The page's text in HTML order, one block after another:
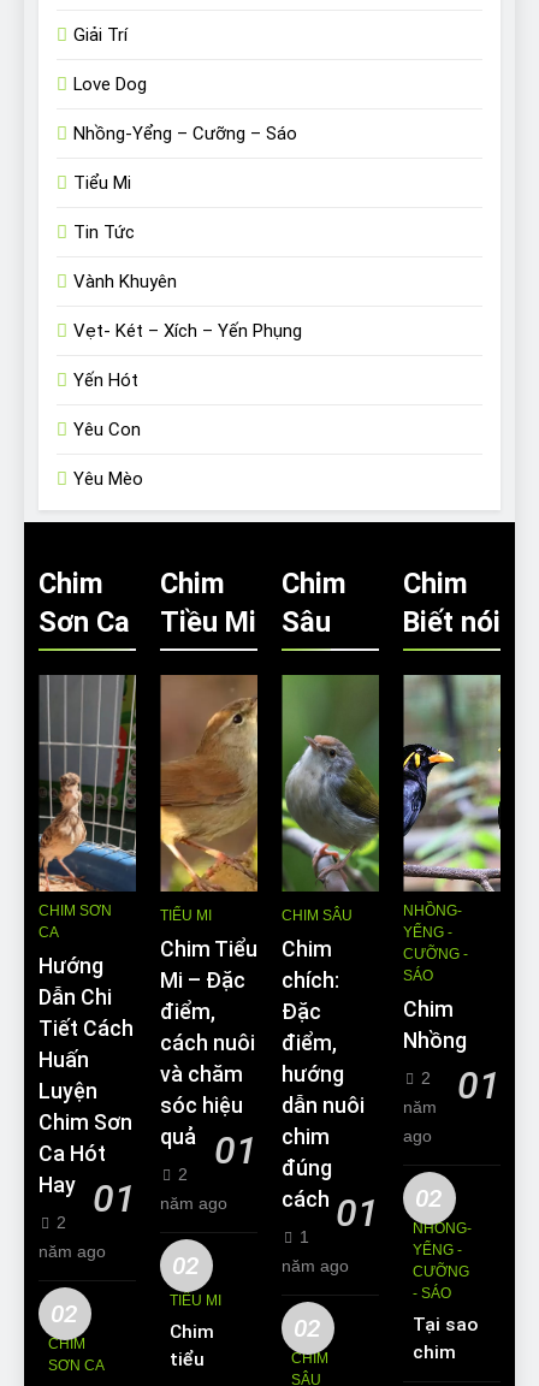
Giải Trí
Love Dog
Nhồng-Yểng – Cưỡng – Sáo
Tiểu Mi
Tin Tức
Vành Khuyên
Vẹt- Két – Xích – Yến Phụng
Yến Hót
Yêu Con
Yêu Mèo
Chim
Sơn Ca
CHIM SƠN
CA
Hướng
Dẫn Chi
Tiết Cách
Huấn
Luyện
Chim Sơn
Ca Hót
Hay
01
2
năm ago
02
CHIM
SƠN CA
Chim
Tiều Mi
TIỂU MI
Chim Tiểu
Mi – Đặc
điểm,
cách nuôi
và chăm
sóc hiệu
quả
01
2
năm ago
02
TIỂU MI
Chim
tiểu mi
Chim
Sâu
CHIM SÂU
Chim
chích:
Đặc
điểm,
hướng
dẫn nuôi
chim
đúng
cách 01
1
năm ago
02
CHIM
SÂU
Chim
Biết nói
NHỒNG-
YỂNG -
CƯỠNG -
SÁO
Chim
Nhồng
01
2
năm
ago
02
NHỒNG-
YỂNG -
CƯỠNG
- SÁO
Tại sao
chim
Sáo lại